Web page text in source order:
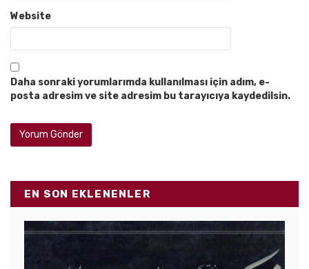
Website
Daha sonraki yorumlarımda kullanılması için adım, e-
posta adresim ve site adresim bu tarayıcıya kaydedilsin.
EN SON EKLENENLER